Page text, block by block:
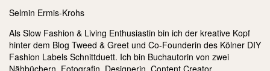
Selmin Ermis-Krohs
Als Slow Fashion & Living Enthusiastin bin ich der kreative Kopf
hinter dem Blog Tweed & Greet und Co-Founderin des Kölner DIY
Fashion Labels Schnittduett. Ich bin Buchautorin von zwei
Nähbüchern, Fotografin, Designerin, Content Creator,